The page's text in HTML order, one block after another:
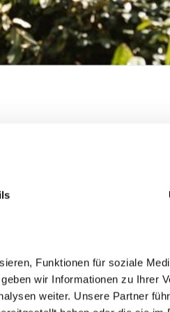
Funktionen für soziale
wir Informationen zu Ihrer
weiter. Unsere Partner
corno e lapislazzuli,
alla coppia di artisti nella
IL FUTURO DI